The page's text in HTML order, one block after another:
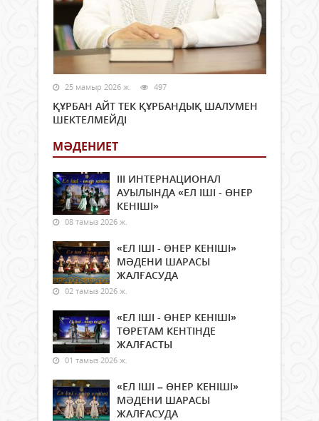
25 мамыр 2026 ж. 497
ҚҰРБАН АЙТ ТЕК ҚҰРБАНДЫҚ ШАЛУМЕН
ШЕКТЕЛМЕЙДІ
МӘДЕНИЕТ
ІІІ ИНТЕРНАЦИОНАЛ
АУЫЛЫНДА «ЕЛ ІШІ - ӨНЕР
КЕНІШІ»
08 тамыз 2026 ж.
«ЕЛ ІШІ - ӨНЕР КЕНІШІ»
МӘДЕНИ ШАРАСЫ
ЖАЛҒАСУДА
02 тамыз 2026 ж.
«ЕЛ ІШІ - ӨНЕР КЕНІШІ»
ТӨРЕТАМ КЕНТІНДЕ
ЖАЛҒАСТЫ
01 тамыз 2026 ж.
«ЕЛ ІШІ – ӨНЕР КЕНІШІ»
МӘДЕНИ ШАРАСЫ
ЖАЛҒАСУДА